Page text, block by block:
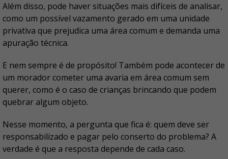
Além disso, pode haver situações mais difíceis de analisar,
como um possível vazamento gerado em uma unidade
privativa que prejudica uma área comum e demanda uma
apuração técnica.
E nem sempre é de propósito! Também pode acontecer de
um morador cometer uma avaria em área comum sem
querer, como é o caso de crianças brincando que podem
quebrar algum objeto.
Nesse momento, a pergunta que fica é: quem deve ser
responsabilizado e pagar pelo conserto do problema? A
verdade é que a resposta depende de cada caso.